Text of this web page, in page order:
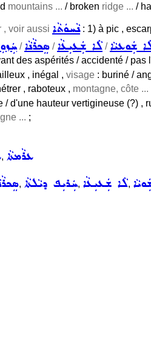
mountains ... / broken ridge ... /
, voir aussi ܢܵܚܘܿܬܵܐ: 1) à pic ,
/ܣܸܟܪܵܢܵܐ /ܠܵܐ ܫܲܥܝܼܥܵܐ /ܫܲܘܥܝܵܐ
des aspérités / accidenté / pas
, inégal , visage : buriné /
, raboteux , montagne, côte ...
/ d'une hauteur vertigineuse (?)
... ;
, ܥܪܵܡܬܵܐ
, ܚܲܪܝܼܦ ܕܝܵܠܬܵܐ, ܠܵܐ ܫܲܥܝܼܥܵܐ,